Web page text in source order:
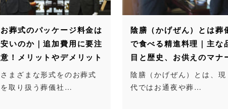
お葬式のパッケージ料金は
安いのか｜追加費用に要注
意！メリットやデメリット
さまざまな形式をのお葬式
を取り扱う葬儀社…
陰膳（かげぜん）とは葬
で食べる精進料理｜主な
目と歴史、お供えのマナ
陰膳（かげぜん）とは、現
代ではお通夜や葬…